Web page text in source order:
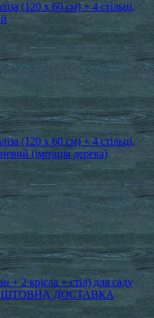
(120 х 60 см) + 4 стільці,
(120 х 60 см) + 4 стільці,
(імітація дерева)
+ 2 крісла + стіл) для саду
ДОСТАВКА